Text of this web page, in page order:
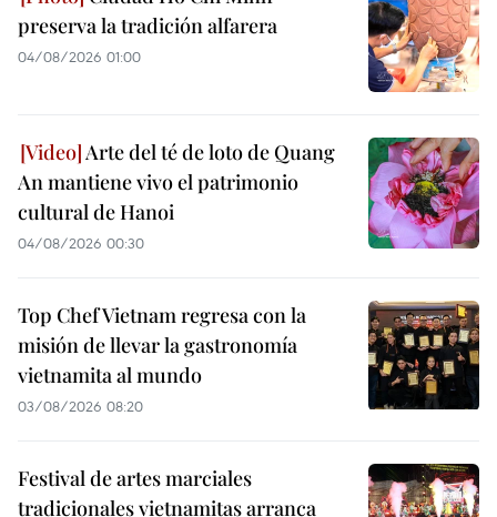
preserva la tradición alfarera
04/08/2026 01:00
Arte del té de loto de Quang
An mantiene vivo el patrimonio
cultural de Hanoi
04/08/2026 00:30
Top Chef Vietnam regresa con la
misión de llevar la gastronomía
vietnamita al mundo
03/08/2026 08:20
Festival de artes marciales
tradicionales vietnamitas arranca